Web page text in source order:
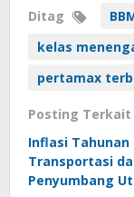
Ditag
kelas
pertamax
Posting Terkait
Inflasi Tahunan
Transportasi
Penyumbang